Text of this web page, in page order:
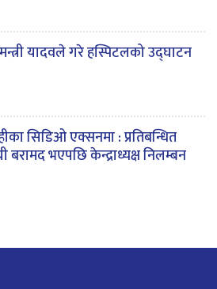
यादवले गरे हस्पिटलको उद्घाटन
सिडिओ एक्सनमा : प्रतिबन्धित
बरामद भएपछि केन्द्राध्यक्ष निलम्बन